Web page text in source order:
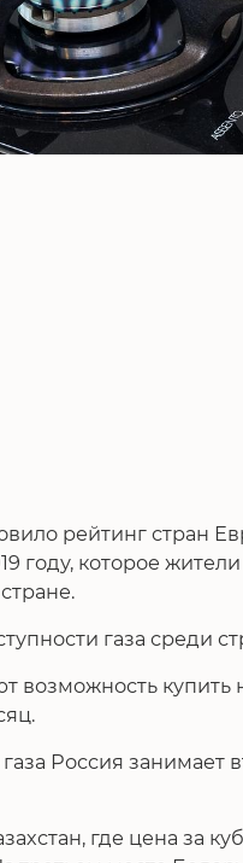
рейтинг стран
году, которое
газа среди
возможность купить
Россия занимает
где цена за